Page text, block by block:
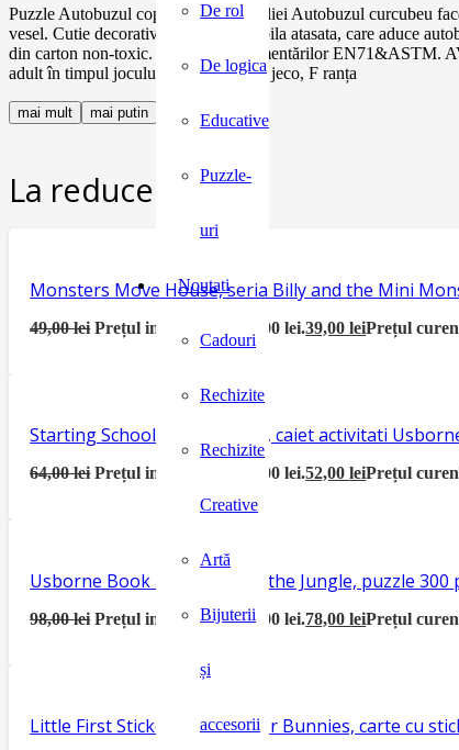
De rol
De logica
Educative
Puzzle-
uri
Noutati
Cadouri
Rechizite
Rechizite
Creative
Artă
Bijuterii
și
accesorii
Puzzle Autobuzul copilăriei și al veseliei Autobuzul curcubeu
vesel. Cutie decorativa, cu o stea mobila atasata, care aduce
din carton non-toxic. Conform reglementărilor EN71&ASTM.
adult în timpul jocului. Producător: D jeco, F ranța
mai mult mai putin
La reducere:
Monsters Move House, seria Billy and the Mini
49,00lei Prețul inițial a fost: 49,00 lei.39,00leiPrețul
Starting School Activity Book, caiet activitati
64,00lei Prețul inițial a fost: 64,00 lei.52,00leiPrețul
Usborne Book and Jigsaw In the Jungle, puzzle
98,00lei Prețul inițial a fost: 98,00 lei.78,00leiPrețul
Little First Sticker Book Easter Bunnies, carte cu